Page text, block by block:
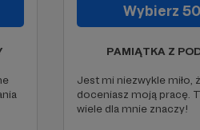
Wybierz 50
PAMIĄTKA Z
Jest mi niezwykle miło,
doceniasz moją pracę.
wiele dla mnie znaczy!